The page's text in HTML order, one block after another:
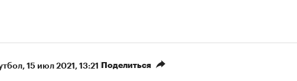
⁠, 15 июл 2021, 13:21 Поделиться